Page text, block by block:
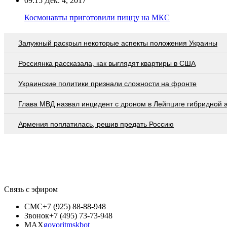
Космонавты приготовили пиццу на МКС
Залужный раскрыл некоторые аспекты положения Украины
Россиянка рассказала, как выглядят квартиры в США
Украинские политики признали сложности на фронте
Глава МВД назвал инцидент с дроном в Лейпциге гибридной
Армения поплатилась, решив предать Россию
Связь с эфиром
СМС+7 (925) 88-88-948
Звонок+7 (495) 73-73-948
MAXgovoritmskbot